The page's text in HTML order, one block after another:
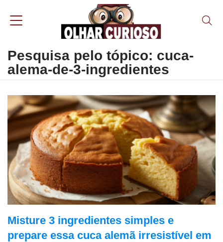
Pesquisa pelo tópico: cuca-
alema-de-3-ingredientes
Misture 3 ingredientes simples e
prepare essa cuca alemã irresistível em